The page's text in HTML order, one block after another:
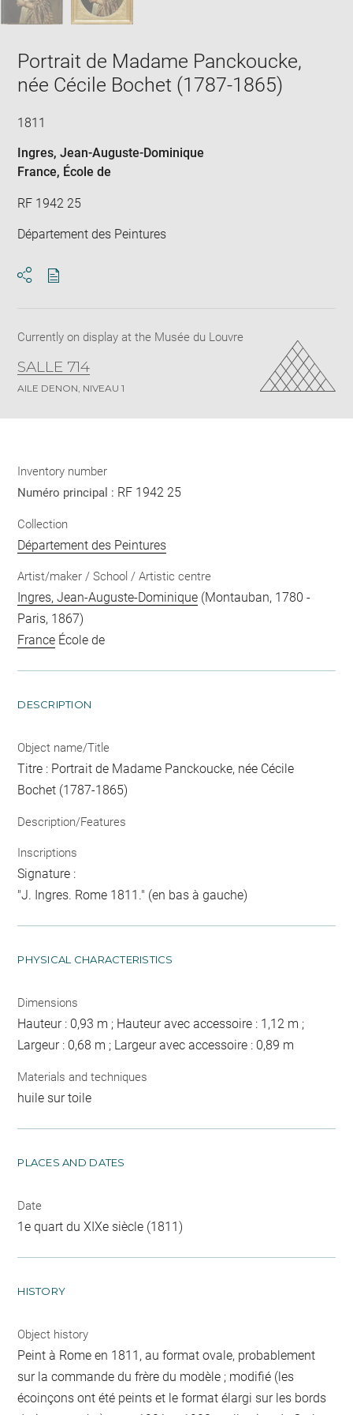
Portrait de Madame Panckoucke,
née Cécile Bochet (1787-1865)
1811
Ingres, Jean-Auguste-Dominique
France, École de
RF 1942 25
Département des Peintures
Currently on display at the Musée du Louvre
SALLE 714
AILE DENON, NIVEAU 1
Inventory number
Numéro principal : RF 1942 25
Collection
Département des Peintures
Artist/maker / School / Artistic centre
Ingres, Jean-Auguste-Dominique (Montauban, 1780 -
Paris, 1867)
France École de
DESCRIPTION
Object name/Title
Titre : Portrait de Madame Panckoucke, née Cécile
Bochet (1787-1865)
Description/Features
Inscriptions
Signature :
"J. Ingres. Rome 1811." (en bas à gauche)
PHYSICAL CHARACTERISTICS
Dimensions
Hauteur : 0,93 m ; Hauteur avec accessoire : 1,12 m ;
Largeur : 0,68 m ; Largeur avec accessoire : 0,89 m
Materials and techniques
huile sur toile
PLACES AND DATES
Date
1e quart du XIXe siècle (1811)
HISTORY
Object history
Peint à Rome en 1811, au format ovale, probablement
sur la commande du frère du modèle ; modifié (les
écoinçons ont été peints et le format élargi sur les bords